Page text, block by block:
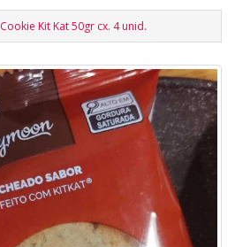
Cookie Kit Kat 50gr cx. 4 unid.